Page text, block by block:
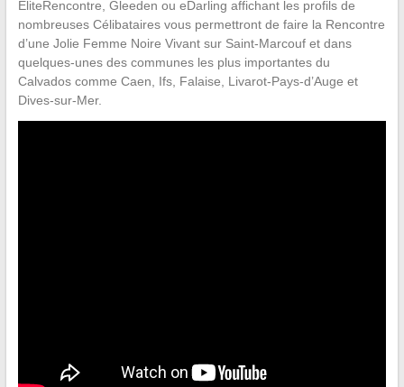
EliteRencontre, Gleeden ou eDarling affichant les profils de
nombreuses Célibataires vous permettront de faire la Rencontre
d’une Jolie Femme Noire Vivant sur Saint-Marcouf et dans
quelques-unes des communes les plus importantes du
Calvados comme Caen, Ifs, Falaise, Livarot-Pays-d’Auge et
Dives-sur-Mer.